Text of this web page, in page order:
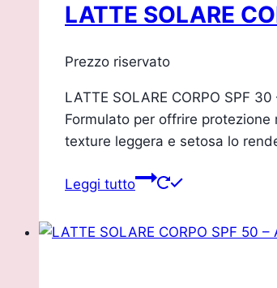
LATTE SOLARE
Prezzo riservato
LATTE SOLARE CORPO SPF
Formulato per offrire
texture leggera e setosa lo
Leggi tutto